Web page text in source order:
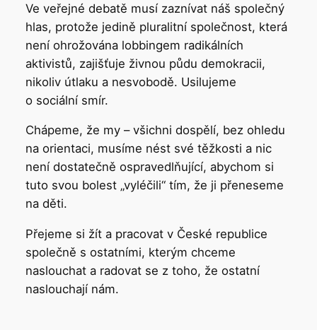
Ve veřejné debatě musí zaznívat náš společný
hlas, protože jedině pluralitní společnost, která
není ohrožována lobbingem radikálních
aktivistů, zajišťuje živnou půdu demokracii,
nikoliv útlaku a nesvobodě. Usilujeme
o sociální smír.
Chápeme, že my – všichni dospělí, bez ohledu
na orientaci, musíme nést své těžkosti a nic
není dostatečně ospravedlňující, abychom si
tuto svou bolest „vyléčili“ tím, že ji přeneseme
na děti.
Přejeme si žít a pracovat v České republice
společně s ostatními, kterým chceme
naslouchat a radovat se z toho, že ostatní
naslouchají nám.